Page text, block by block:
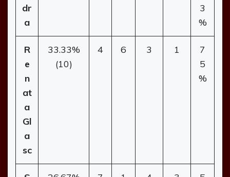
dr
a
3
%
R
e
n
at
a
Gl
a
sc
33.33%
(10)
4 6 3 1
7
5
%